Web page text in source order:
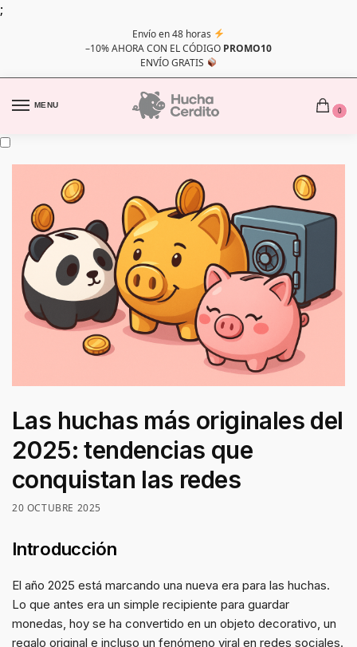
;
Envío en 48 horas
–10% AHORA CON EL CÓDIGO PROMO10
ENVÍO GRATIS
MENU
0
Las huchas más originales del
2025: tendencias que
conquistan las redes
20 OCTUBRE 2025
Introducción
El año 2025 está marcando una nueva era para las huchas.
Lo que antes era un simple recipiente para guardar
monedas, hoy se ha convertido en un objeto decorativo, un
regalo original e incluso un fenómeno viral en redes sociales.